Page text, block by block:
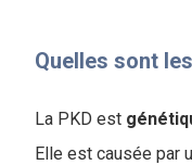
Quelles sont
La PKD est
Elle est causée par